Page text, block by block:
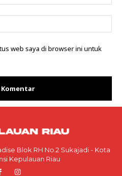
web saya di browser ini untuk
Blok RH No.2 Sukajadi - Kota
Kepulauan Riau